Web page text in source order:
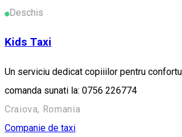
Deschis
Kids Taxi
Un serviciu dedicat copiiilor pentru
comanda sunati la: 0756 226774
Craiova, Romania
Companie de taxi